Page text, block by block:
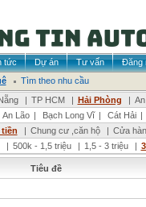
tức Dự án Tư vấn Đăng
Tìm theo nhu cầu
| TP HCM | Hải Phòng |
An Lão | Bạch Long Vĩ | Cát Hải |
tiền | Chung cư ,căn hộ | Cửa
| 500k - 1,5 triệu | 1,5 - 3 triệu |
Tiêu đề